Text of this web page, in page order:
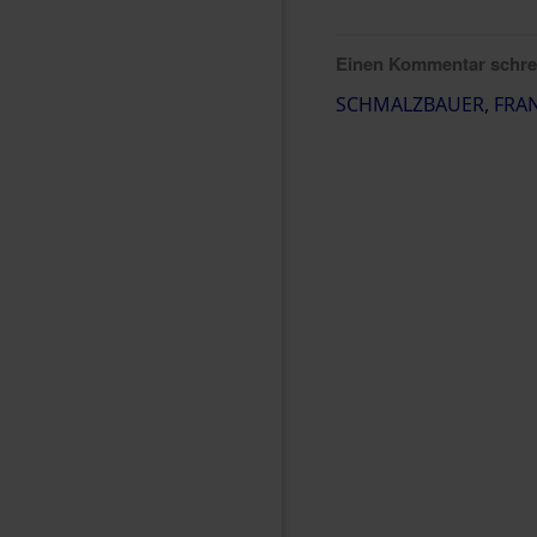
Einen Kommentar
SCHMALZBAUER,